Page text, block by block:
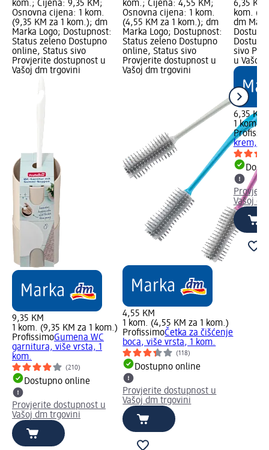
kom.; Cijena: 9,35 KM;
Osnovna cijena: 1 kom.
(9,35 KM za 1 kom.); dm
Marka Logo; Dostupnost:
Status zeleno Dostupno
online, Status sivo
Provjerite dostupnost u
Vašoj dm trgovini
9,35 KM
1 kom. (9,35 KM za 1 kom.)
ProfissimoGumena WC
garnitura, više vrsta, 1
kom.
(210)
Dostupno online
Provjerite dostupnost u
Vašoj dm trgovini
kom.; Cijena: 4,55 KM;
Osnovna cijena: 1 kom.
(4,55 KM za 1 kom.); dm
Marka Logo; Dostupnost:
Status zeleno Dostupno
online, Status sivo
Provjerite dostupnost u
Vašoj dm trgovini
4,55 KM
1 kom. (4,55 KM za 1 kom.)
ProfissimoČetka za čišćenje
boca, više vrsta, 1 kom.
(118)
Dostupno online
Provjerite dostupnost u
Vašoj dm trgovini
6,35
kom.
dm
sivo
u Vašoj
6,35 KM
1 kom.
krem, 1
Vašoj